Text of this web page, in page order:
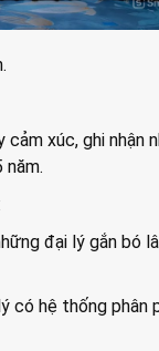
cảm xúc, ghi nhận
đại lý gắn bó
có hệ thống phân